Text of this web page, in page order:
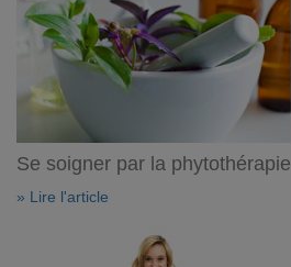
Se soigner par la phytothérapie
» Lire l'article